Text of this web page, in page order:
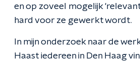
en op zoveel mogelijk
hard voor ze gewerkt wordt.
In mijn onderzoek naar de
Haast iedereen in Den Haag